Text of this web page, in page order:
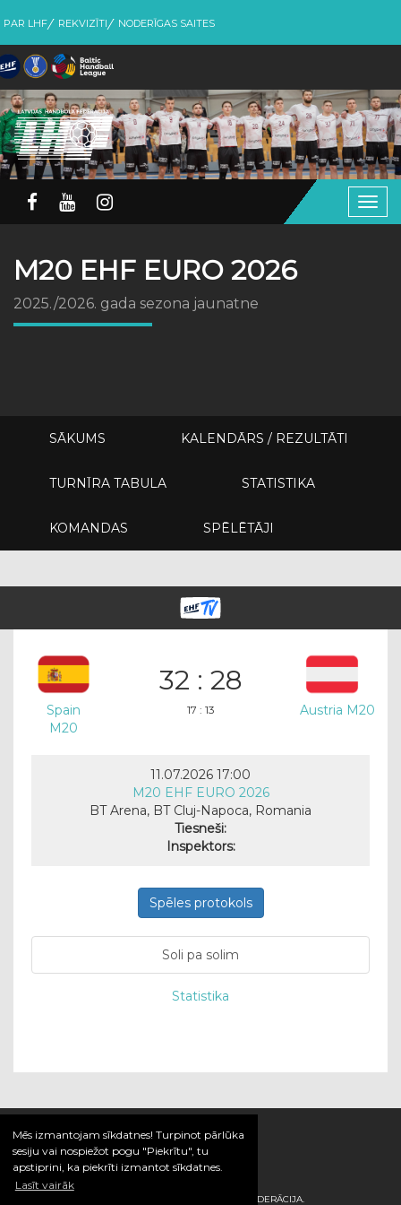
Mēs izmantojam sīkdatnes! Turpinot pārlūka
sesiju vai nospiežot pogu "Piekrītu", tu
apstiprini, ka piekrīti izmantot sīkdatnes.
Lasīt vairāk
PAR LHF REKVIZĪTI NODERĪGAS SAITES
M20 EHF EURO 2026
2025./2026. gada sezona jaunatne
SĀKUMS KALENDĀRS / REZULTĀTI
TURNĪRA TABULA STATISTIKA
KOMANDAS SPĒLĒTĀJI
Spain
M20
32 : 28
17 : 13 Austria M20
11.07.2026 17:00
M20 EHF EURO 2026
BT Arena, BT Cluj-Napoca, Romania
Tiesneši:
Inspektors:
Spēles protokols
Soli pa solim
Statistika
© 2026 / LATVIJAS HANDBOLA FEDERĀCIJA.